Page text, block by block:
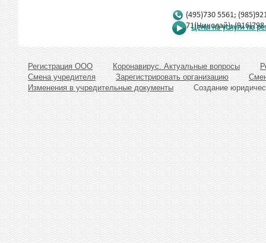
(495)730 5561;
71(Николай);
Цены на услуги по
Регистрация ООО Коронавирус. Актуальные вопросы
Смена учредителя
Зарегистрировать организацию
Изменения в учредительные документы
Создание